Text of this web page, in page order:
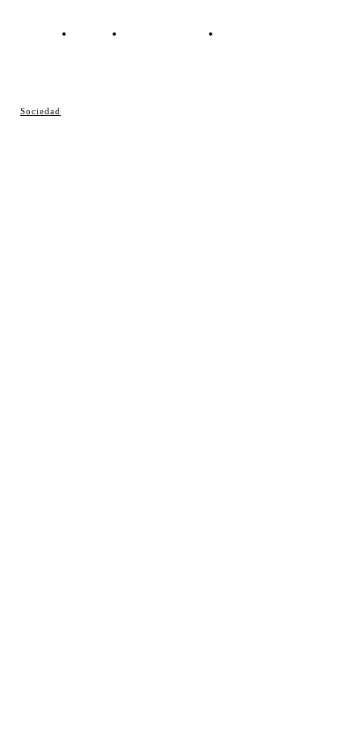
Sociedad
Contacto Política de cookies